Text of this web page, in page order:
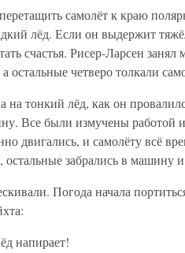
самолёт к краю
лёд. Если он выдержит
счастья. Рисер-Ларсен занял
остальные четверо толкали
на тонкий лёд, как он
Все были измучены работой
двигались, и самолёту всё
остальные забрались в машину
Погода начала
напирает!